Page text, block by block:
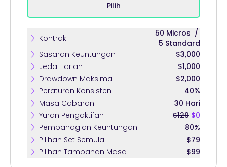
Pilih
Kontrak 50 Micros /
5 Standard
Sasaran Keuntungan
$3,000
Jeda Harian
$1,000
Drawdown Maksima
$2,000
Peraturan Konsisten
40%
Masa Cabaran
30 Hari
Yuran Pengaktifan
$129 $0
Pembahagian Keuntungan
80%
Pilihan Set Semula
$79
Pilihan Tambahan Masa
$99